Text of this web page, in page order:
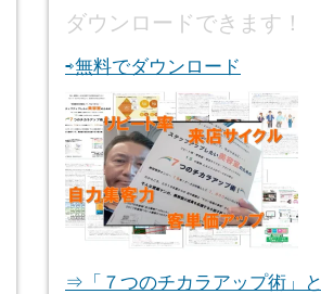
ダウンロードできます！
⇨無料でダウンロード
⇒「７つのチカラアップ術」と